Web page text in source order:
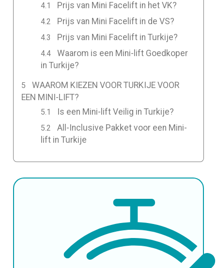
Prijs van Mini Facelift in het VK?
Prijs van Mini Facelift in de VS?
Prijs van Mini Facelift in Turkije?
Waarom is een Mini-lift Goedkoper
in Turkije?
WAAROM KIEZEN VOOR TURKIJE VOOR
EEN MINI-LIFT?
Is een Mini-lift Veilig in Turkije?
All-Inclusive Pakket voor een Mini-
lift in Turkije